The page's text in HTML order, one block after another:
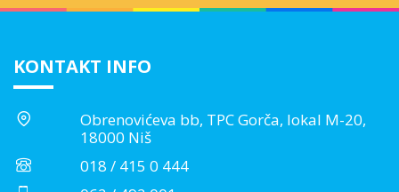
KONTAKT INFO
Obrenovićeva bb, TPC Gorča, lokal M-20,
18000 Niš
018 / 415 0 444